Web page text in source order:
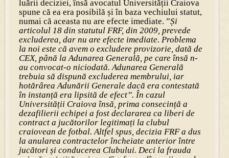
luării deciziei, însă avocatul Univer­sității Craiova
spune că ea era posibilă și în baza vechiului statut,
numai că aceasta nu are efecte imediate. ”Și
articolul 18 din statutul FRF, din 2009, prevede
excluderea, dar nu are efecte imediate. Problema
la noi este că avem o excludere provizorie, dată de
CEX, până la Adunarea Generală, pe care însă n-
au convocat-o niciodată. Adunarea Generală
trebuia să dispună excluderea membrului, iar
hotărârea Adunării Generale dacă era contestată
în instanță era lipsită de efect”. În cazul
Universității Craiova însă, prima consecință a
dezafilierii echipei a fost declararea ca liberi de
contract a jucătorilor legitimați la clubul
craiovean de fotbal. Altfel spus, decizia FRF a dus
la anularea contractelor încheiate anterior între
jucători și conducerea Clubului. Deci la frauda